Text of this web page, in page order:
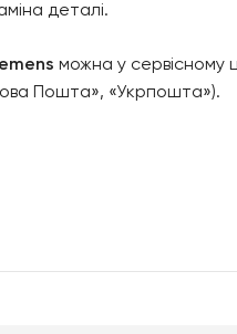
деталі.
можна у сервісному
Пошта», «Укрпошта»).